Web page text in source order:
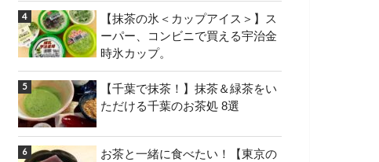
【抹茶の氷＜カップアイス＞】ス
ーパー、コンビニで買える宇治金
時氷カップ。
【千葉で抹茶！】抹茶＆緑茶をい
ただける千葉のお茶処 8選
お茶と一緒に食べたい！【東京の